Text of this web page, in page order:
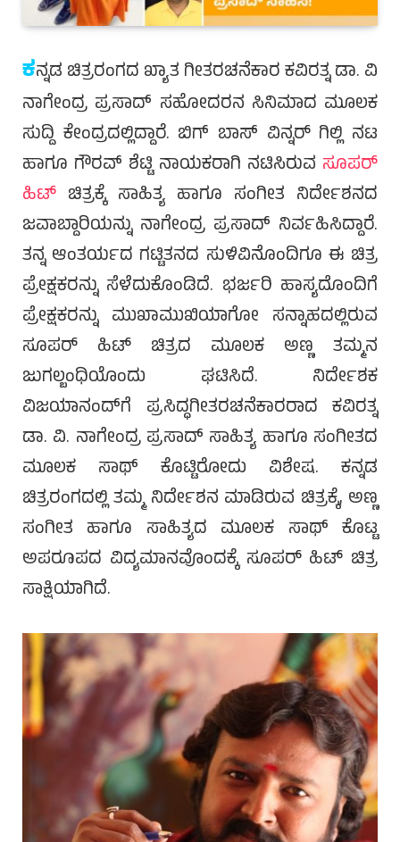
ಕನ್ನಡ ಚಿತ್ರರಂಗದ ಖ್ಯಾತ ಗೀತರಚನೆಕಾರ ಕವಿರತ್ನ ಡಾ. ವಿ
ನಾಗೇಂದ್ರ ಪ್ರಸಾದ್ ಸಹೋದರನ ಸಿನಿಮಾದ ಮೂಲಕ
ಸುದ್ದಿ ಕೇಂದ್ರದಲ್ಲಿದ್ದಾರೆ. ಬಿಗ್ ಬಾಸ್ ವಿನ್ನರ್ ಗಿಲ್ಲಿ ನಟ
ಹಾಗೂ ಗೌರವ್ ಶೆಟ್ಟಿ ನಾಯಕರಾಗಿ ನಟಿಸಿರುವ ಸೂಪರ್
ಹಿಟ್ ಚಿತ್ರಕ್ಕೆ ಸಾಹಿತ್ಯ ಹಾಗೂ ಸಂಗೀತ ನಿರ್ದೇಶನದ
ಜವಾಬ್ದಾರಿಯನ್ನು ನಾಗೇಂದ್ರ ಪ್ರಸಾದ್ ನಿರ್ವಹಿಸಿದ್ದಾರೆ.
ತನ್ನ ಆಂತರ್ಯದ ಗಟ್ಟಿತನದ ಸುಳಿವಿನೊಂದಿಗೂ ಈ ಚಿತ್ರ
ಪ್ರೇಕ್ಷಕರನ್ನು ಸೆಳೆದುಕೊಂಡಿದೆ. ಭರ್ಜರಿ ಹಾಸ್ಯದೊಂದಿಗೆ
ಪ್ರೇಕ್ಷಕರನ್ನು ಮುಖಾಮುಖಿಯಾಗೋ ಸನ್ನಾಹದಲ್ಲಿರುವ
ಸೂಪರ್ ಹಿಟ್ ಚಿತ್ರದ ಮೂಲಕ ಅಣ್ಣ ತಮ್ಮನ
ಜುಗಲ್ಬಂಧಿಯೊಂದು ಘಟಿಸಿದೆ. ನಿರ್ದೇಶಕ
ವಿಜಯಾನಂದ್‌ಗೆ ಪ್ರಸಿದ್ಧಗೀತರಚನೆಕಾರರಾದ ಕವಿರತ್ನ
ಡಾ. ವಿ. ನಾಗೇಂದ್ರ ಪ್ರಸಾದ್ ಸಾಹಿತ್ಯ ಹಾಗೂ ಸಂಗೀತದ
ಮೂಲಕ ಸಾಥ್ ಕೊಟ್ಟಿರೋದು ವಿಶೇಷ. ಕನ್ನಡ
ಚಿತ್ರರಂಗದಲ್ಲಿ ತಮ್ಮ ನಿರ್ದೇಶನ ಮಾಡಿರುವ ಚಿತ್ರಕ್ಕೆ, ಅಣ್ಣ
ಸಂಗೀತ ಹಾಗೂ ಸಾಹಿತ್ಯದ ಮೂಲಕ ಸಾಥ್ ಕೊಟ್ಟ
ಅಪರೂಪದ ವಿದ್ಯಮಾನವೊಂದಕ್ಕೆ ಸೂಪರ್ ಹಿಟ್ ಚಿತ್ರ
ಸಾಕ್ಷಿಯಾಗಿದೆ.